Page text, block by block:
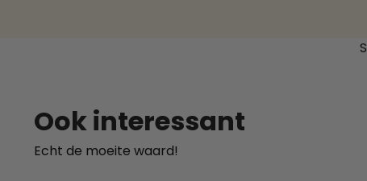
Ook interessant
Echt de moeite waard!